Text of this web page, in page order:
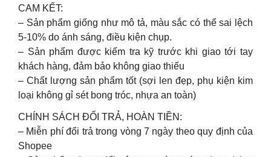
CAM KẾT:
– Sản phẩm giống như mô tả, màu sắc có thể sai lệch
5-10% do ánh sáng, điều kiện chụp.
– Sản phẩm được kiểm tra kỹ trước khi giao tới tay
khách hàng, đảm bảo không giao thiếu
– Chất lượng sản phẩm tốt (sợi len đẹp, phụ kiện kim
loại không gỉ sét bong tróc, nhựa an toàn)
CHÍNH SÁCH ĐỔI TRẢ, HOÀN TIỀN:
– Miễn phí đổi trả trong vòng 7 ngày theo quy định của
Shopee